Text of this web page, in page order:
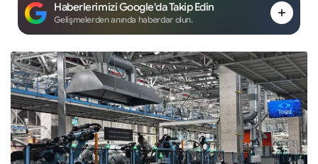
Haberlerimizi Google'da Takip Edin
Gelişmelerden anında haberdar olun.